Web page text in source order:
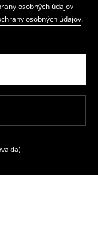
osobných údajov
osobných údajov.